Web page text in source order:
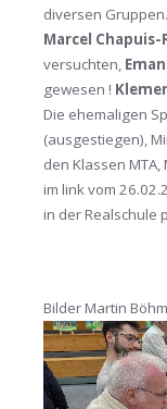
diversen
Marcel Chapuis-
versuchten,
gewesen !
Die ehemaligen
(ausgestiegen),
den Klassen MTA,
im link vom
in der Realschule
Bilder Martin